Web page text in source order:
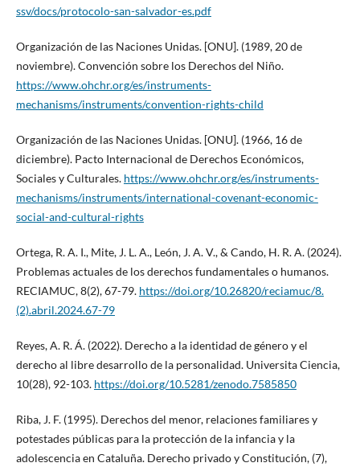
ssv/docs/protocolo-san-salvador-es.pdf
Organización de las Naciones Unidas. [ONU]. (1989, 20 de
noviembre). Convención sobre los Derechos del Niño.
https://www.ohchr.org/es/instruments-
mechanisms/instruments/convention-rights-child
Organización de las Naciones Unidas. [ONU]. (1966, 16 de
diciembre). Pacto Internacional de Derechos Económicos,
Sociales y Culturales. https://www.ohchr.org/es/instruments-
mechanisms/instruments/international-covenant-economic-
social-and-cultural-rights
Ortega, R. A. I., Mite, J. L. A., León, J. A. V., & Cando, H. R. A. (2024).
Problemas actuales de los derechos fundamentales o humanos.
RECIAMUC, 8(2), 67-79. https://doi.org/10.26820/reciamuc/8.
(2).abril.2024.67-79
Reyes, A. R. Á. (2022). Derecho a la identidad de género y el
derecho al libre desarrollo de la personalidad. Universita Ciencia,
10(28), 92-103. https://doi.org/10.5281/zenodo.7585850
Riba, J. F. (1995). Derechos del menor, relaciones familiares y
potestades públicas para la protección de la infancia y la
adolescencia en Cataluña. Derecho privado y Constitución, (7),